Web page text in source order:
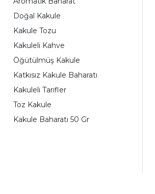
Doğal Kakule
Kakule Tozu
Kakuleli Kahve
Öğütülmüş Kakule
Katkısız Kakule Baharatı
Kakuleli Tarifler
Toz Kakule
Kakule Baharatı 50 Gr